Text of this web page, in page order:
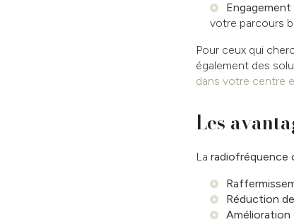
votre parcours
Pour ceux qui
également des
dans votre centre
Les
La radiofréquence
Réduction
Amélioration